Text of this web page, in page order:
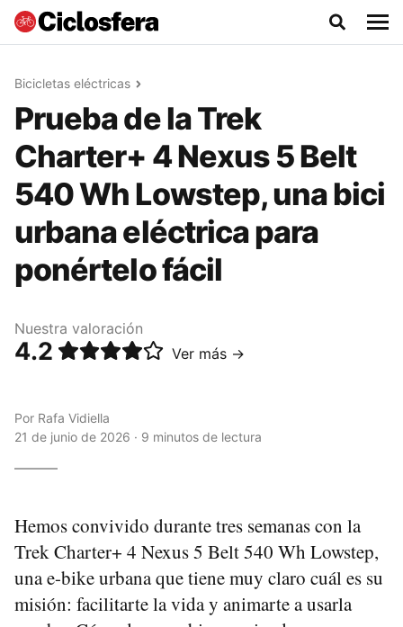
Bicicletas eléctricas
Prueba de la Trek
Charter+ 4 Nexus 5 Belt
540 Wh Lowstep, una bici
urbana eléctrica para
ponértelo fácil
Nuestra valoración
4.2 Ver más →
Por Rafa Vidiella
21 de junio de 2026 · 9 minutos de lectura
Hemos convivido durante tres semanas con la
Trek Charter+ 4 Nexus 5 Belt 540 Wh Lowstep,
una e-bike urbana que tiene muy claro cuál es su
misión: facilitarte la vida y animarte a usarla